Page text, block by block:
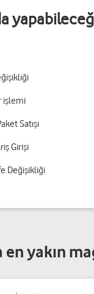
işlemi
Satışı
Girişi
Değişikliği
yakın